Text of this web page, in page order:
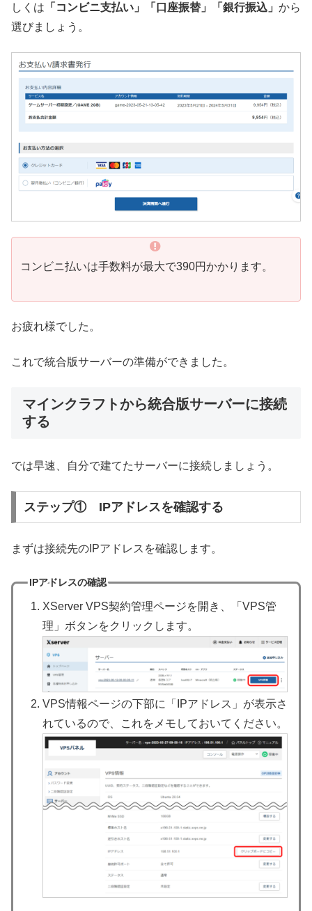
しくは 「コンビニ支払い」「口座振替」「銀行振込」 から
選びましょう。
コンビニ払いは手数料が最大で390円かかります。
お疲れ様でした。
これで統合版サーバーの準備ができました。
マインクラフトから統合版サーバーに接続
する
では早速、自分で建てたサーバーに接続しましょう。
ステップ① IPアドレスを確認する
まずは接続先のIPアドレスを確認します。
IPアドレスの確認
XServer VPS契約管理ページを開き、「VPS管
理」ボタンをクリックします。
VPS情報ページの下部に「IPアドレス」が表示さ
れているので、これをメモしておいてください。